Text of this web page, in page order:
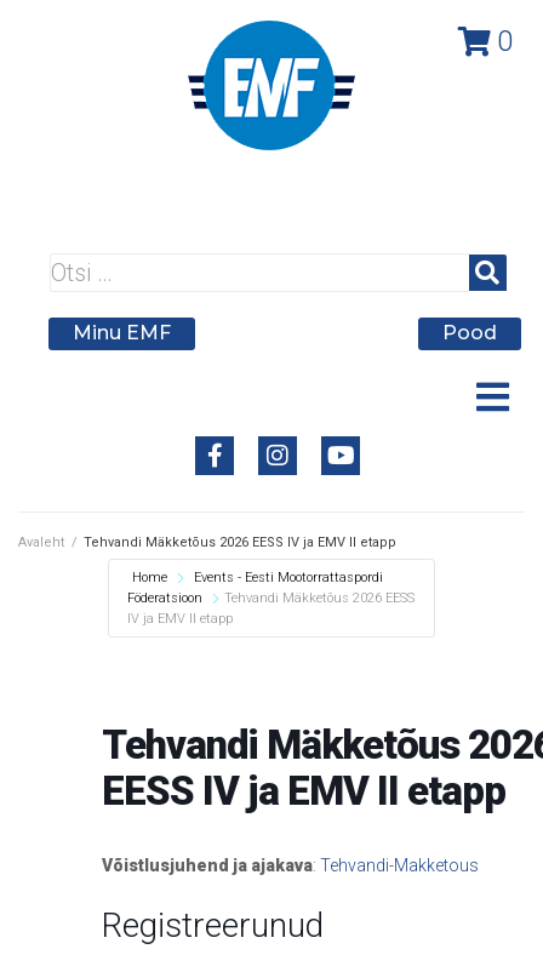
0
Minu EMF Pood
Avaleht / Tehvandi Mäkketõus 2026 EESS IV ja EMV II etapp
Home
Events - Eesti Mootorrattaspordi
Föderatsioon
Tehvandi Mäkketõus 2026 EESS
IV ja EMV II etapp
Tehvandi Mäkketõus
EESS IV ja EMV II etapp
Võistlusjuhend ja ajakava: Tehvandi-Makketous
Registreerunud